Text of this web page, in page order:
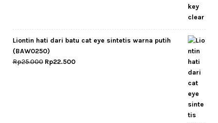
Liontin hati dari batu cat eye sintetis warna putih
(BAW0250)
Rp25.000 Original
Rp22.500Current